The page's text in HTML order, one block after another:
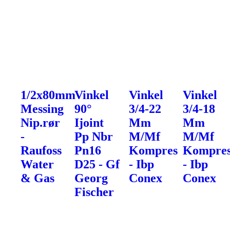
1/2x80mm
Messing
Nip.rør
-
Raufoss
Water
& Gas
Vinkel
90°
Ijoint
Pp Nbr
Pn16
D25 - Gf
Georg
Fischer
Vinkel
3/4-22
Mm
M/Mf
Kompres
- Ibp
Conex
Vinkel
3/4-18
Mm
M/Mf
- Ibp
Conex